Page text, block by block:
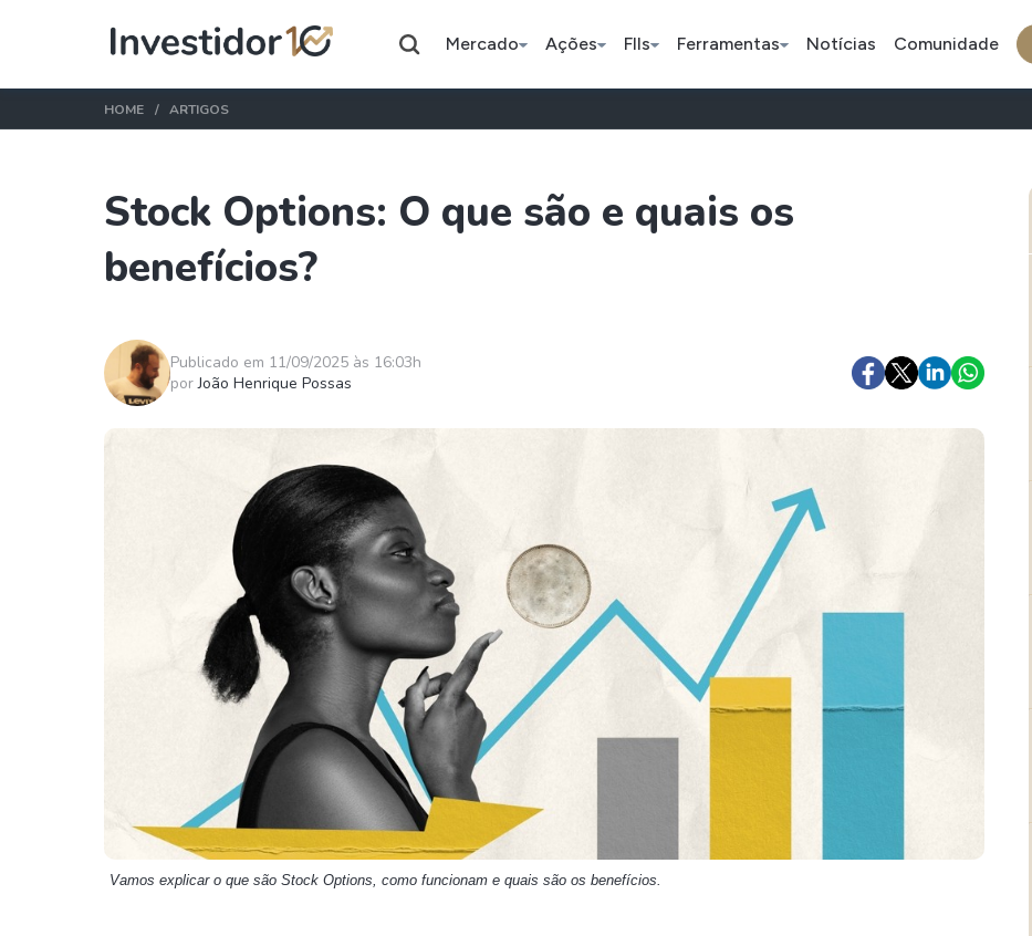
Mercado Ações FIIs Ferramentas Notícias Comunidade
Assuntos do momento
Índice
Ibovespa
Ações
Taesa
Itausa
FIIs
RECR11
HGLG11
XPLG11
KNRI11
KNCR11
Ver todos
IVVB11
XINA11
Ver todos
Apple
Google
Coca-Cola
Ver todos
Criptomoedas
Ethereum
HOME ARTIGOS
Stock Options: O que são e quais os
benefícios?
Publicado em 11/09/2025 às 16:03h
porJoão Henrique Possas
Vamos explicar o que são Stock Options, como funcionam e quais são os benefícios.